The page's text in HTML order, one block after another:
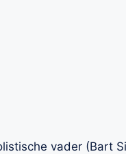
vader (Bart